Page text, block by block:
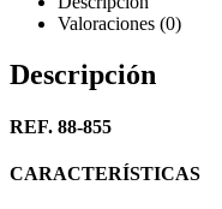
Valoraciones (0)
Descripción
REF. 88-855
CARACTERÍSTICAS